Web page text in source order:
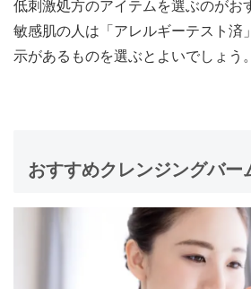
低刺激処方のアイテムを選ぶのがお
敏感肌の人は「アレルギーテスト済
示があるものを選ぶとよいでしょう。
おすすめクレンジングバー